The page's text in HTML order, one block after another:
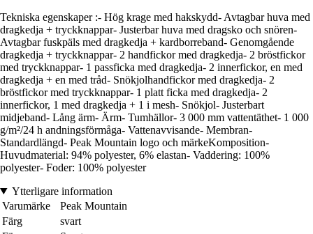
Tekniska egenskaper :- Hög krage med hakskydd- Avtagbar huva med
dragkedja + tryckknappar- Justerbar huva med dragsko och snören-
Avtagbar fuskpäls med dragkedja + kardborreband- Genomgående
dragkedja + tryckknappar- 2 handfickor med dragkedja- 2 bröstfickor
med tryckknappar- 1 passficka med dragkedja- 2 innerfickor, en med
dragkedja + en med tråd- Snökjolhandfickor med dragkedja- 2
bröstfickor med tryckknappar- 1 platt ficka med dragkedja- 2
innerfickor, 1 med dragkedja + 1 i mesh- Snökjol- Justerbart
midjeband- Lång ärm- Ärm- Tumhällor- 3 000 mm vattentäthet- 1 000
g/m²/24 h andningsförmåga- Vattenavvisande- Membran-
Standardlängd- Peak Mountain logo och märkeKomposition-
Huvudmaterial: 94% polyester, 6% elastan- Vaddering: 100%
polyester- Foder: 100% polyester
Ytterligare information
Varumärke
Peak Mountain
Färg
svart